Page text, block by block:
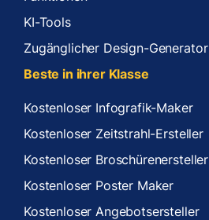
KI-Tools
Zugänglicher Design-Generator
Beste in ihrer Klasse
Kostenloser Infografik-Maker
Kostenloser Zeitstrahl-Ersteller
Kostenloser Broschürenersteller
Kostenloser Poster Maker
Kostenloser Angebotsersteller